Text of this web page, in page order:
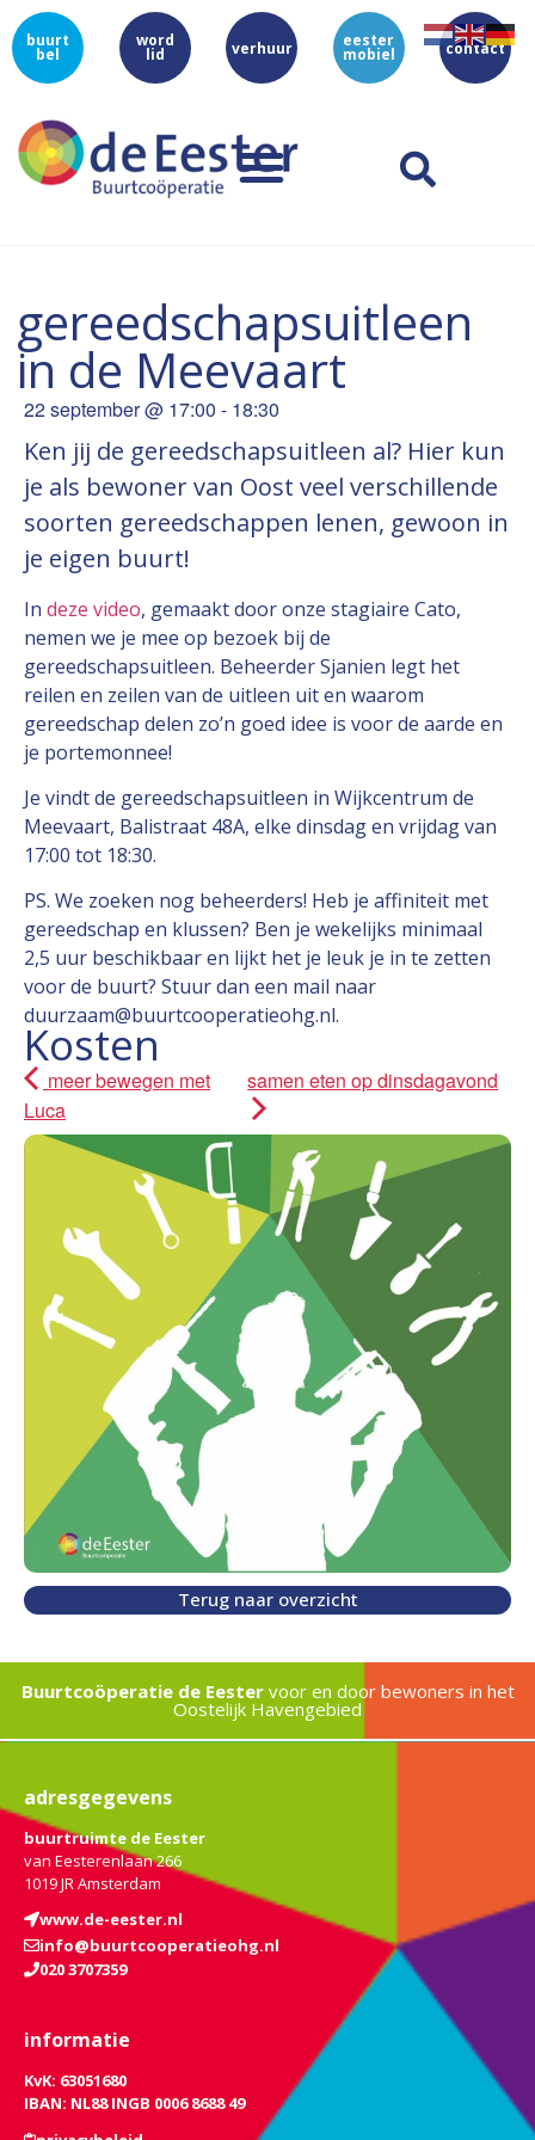
buurt
bel
word
lid verhuur eester
mobiel contact
Terug naar overzicht
gereedschapsuitleen
in de Meevaart
22 september@ 17:00 - 18:30
Ken jij de gereedschapsuitleen al? Hier kun
je als bewoner van Oost veel verschillende
soorten gereedschappen lenen, gewoon in
je eigen buurt!
In deze video, gemaakt door onze stagiaire Cato,
nemen we je mee op bezoek bij de
gereedschapsuitleen. Beheerder Sjanien legt het
reilen en zeilen van de uitleen uit en waarom
gereedschap delen zo’n goed idee is voor de aarde en
je portemonnee!
Je vindt de gereedschapsuitleen in Wijkcentrum de
Meevaart, Balistraat 48A, elke dinsdag en vrijdag van
17:00 tot 18:30.
PS. We zoeken nog beheerders! Heb je affiniteit met
gereedschap en klussen? Ben je wekelijks minimaal
2,5 uur beschikbaar en lijkt het je leuk je in te zetten
voor de buurt? Stuur dan een mail naar
duurzaam@buurtcooperatieohg.nl.
Kosten
meer bewegen met
Luca
samen eten op dinsdagavond
Buurtcoöperatie de Eestervoor en door bewoners in het
Oostelijk Havengebied
adresgegevens
buurtruimte de Eester
van Eesterenlaan 266
1019 JR Amsterdam
www.de-eester.nl
info@buurtcooperatieohg.nl
020 3707359
informatie
KvK: 63051680
IBAN: NL88 INGB 0006 8688 49